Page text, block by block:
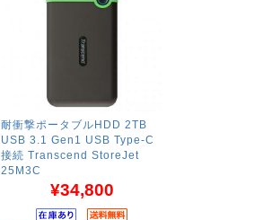
耐衝撃ポータブルHDD 2TB
USB 3.1 Gen1 USB Type-C
接続 Transcend StoreJet
25M3C
¥34,800